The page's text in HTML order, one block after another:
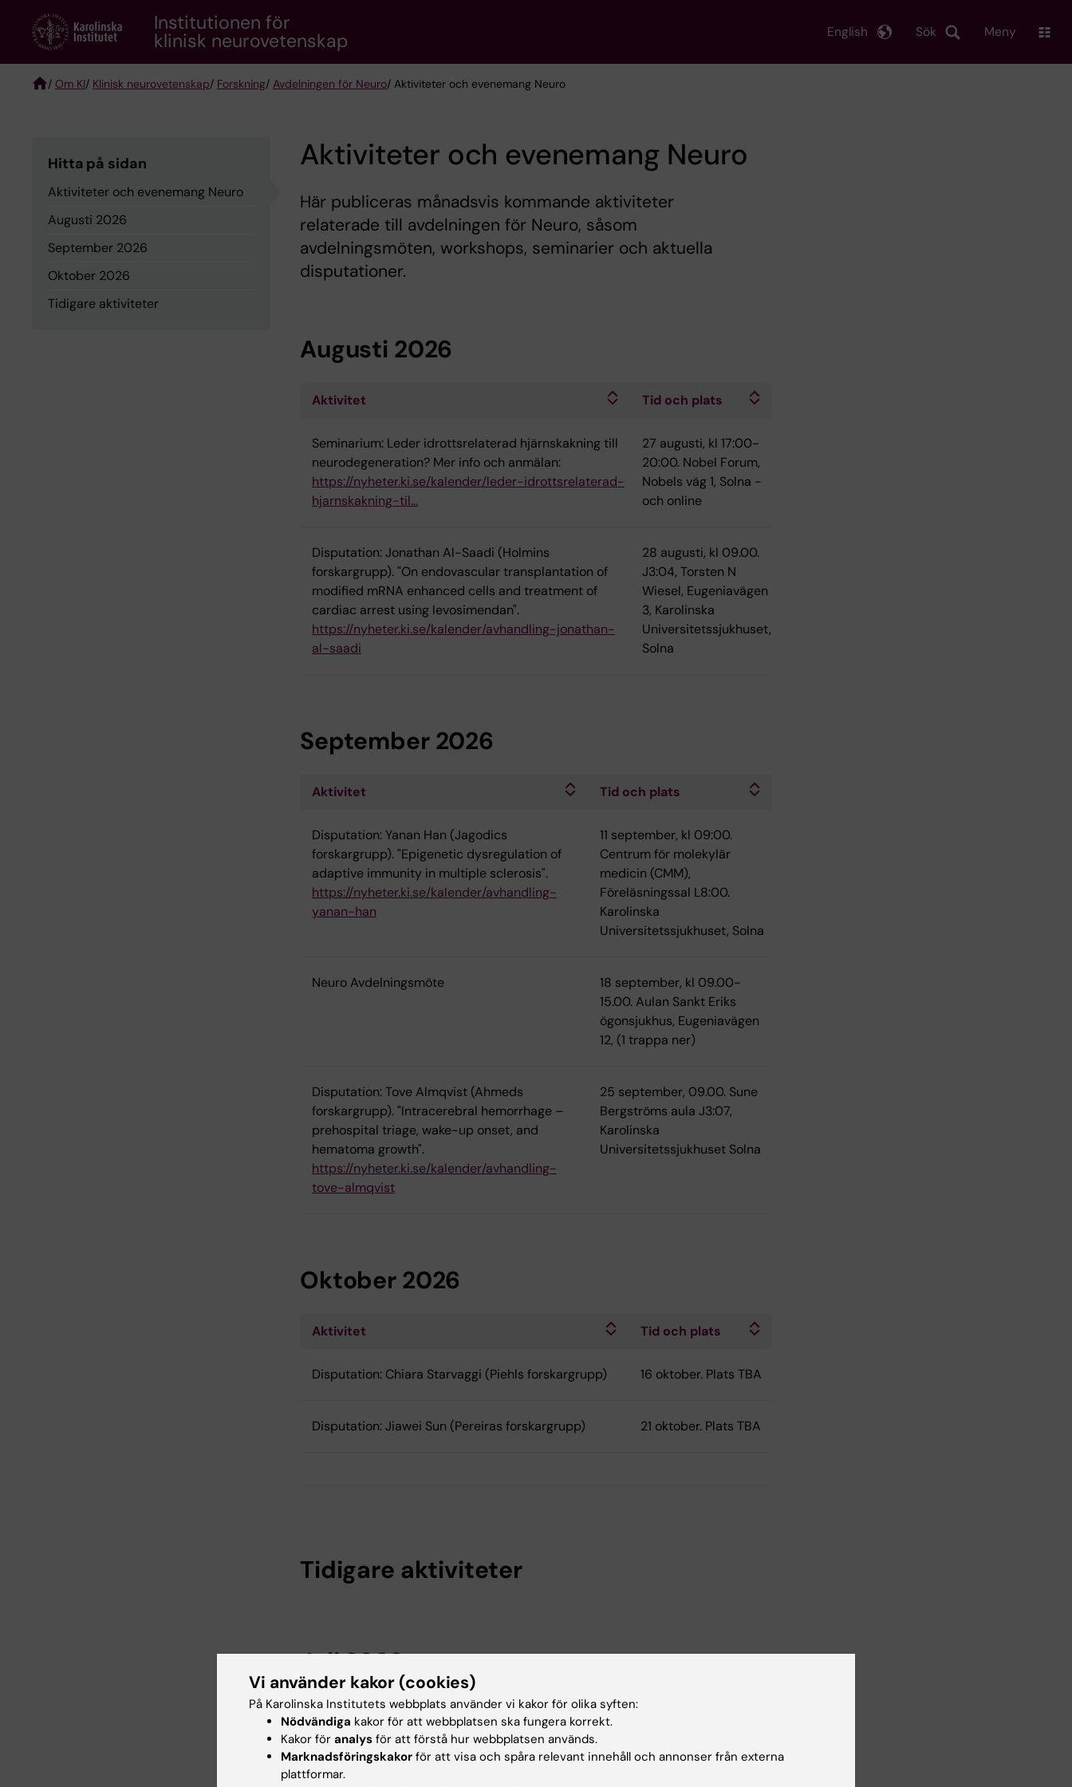
content
Institutionen för
klinisk neurovetenskap Sök
English Meny
/ Om KI/ Klinisk neurovetenskap/ Forskning/ Avdelningen för Neuro/ Aktiviteter och evenemang Neuro
Hitta på sidan
Aktiviteter och evenemang Neuro
Augusti 2026
September 2026
Oktober 2026
Tidigare aktiviteter
Aktiviteter och evenemang Neuro
Här publiceras månadsvis kommande aktiviteter
relaterade till avdelningen för Neuro, såsom
avdelningsmöten, workshops, seminarier och aktuella
disputationer.
Augusti 2026
Aktivitet Tid och plats
Seminarium: Leder idrottsrelaterad hjärnskakning till
neurodegeneration? Mer info och anmälan:
https://nyheter.ki.se/kalender/leder-idrottsrelaterad-
hjarnskakning-til…
27 augusti, kl 17:00-
20:00. Nobel Forum,
Nobels väg 1, Solna -
och online
Disputation: Jonathan Al-Saadi (Holmins
forskargrupp). "On endovascular transplantation of
modified mRNA enhanced cells and treatment of
cardiac arrest using levosimendan".
https://nyheter.ki.se/kalender/avhandling-jonathan-
al-saadi
28 augusti, kl 09.00.
J3:04, Torsten N
Wiesel, Eugeniavägen
3, Karolinska
Universitetssjukhuset,
Solna
September 2026
Aktivitet Tid och plats
Disputation: Yanan Han (Jagodics
forskargrupp). "Epigenetic dysregulation of
adaptive immunity in multiple sclerosis".
https://nyheter.ki.se/kalender/avhandling-
yanan-han
11 september, kl 09:00.
Centrum för molekylär
medicin (CMM),
Föreläsningssal L8:00.
Karolinska
Universitetssjukhuset, Solna
Neuro Avdelningsmöte
18 september, kl 09.00-
15.00. Aulan Sankt Eriks
ögonsjukhus, Eugeniavägen
12, (1 trappa ner)
Disputation: Tove Almqvist (Ahmeds
forskargrupp). "Intracerebral hemorrhage –
prehospital triage, wake-up onset, and
hematoma growth".
https://nyheter.ki.se/kalender/avhandling-
tove-almqvist
25 september, 09.00. Sune
Bergströms aula J3:07,
Karolinska
Universitetssjukhuset Solna
Oktober 2026
Aktivitet Tid och plats
Disputation: Chiara Starvaggi (Piehls forskargrupp) 16 oktober. Plats TBA
Disputation: Jiawei Sun (Pereiras forskargrupp) 21 oktober. Plats TBA
Tidigare aktiviteter
Juli 2026
Aktivitet Tid och plats
Vi använder kakor (cookies)
På Karolinska Institutets webbplats använder vi kakor för olika syften:
Nödvändiga kakor för att webbplatsen ska fungera korrekt.
Kakor för analys för att förstå hur webbplatsen används.
Marknadsföringskakor för att visa och spåra relevant innehåll och annonser från externa
plattformar.